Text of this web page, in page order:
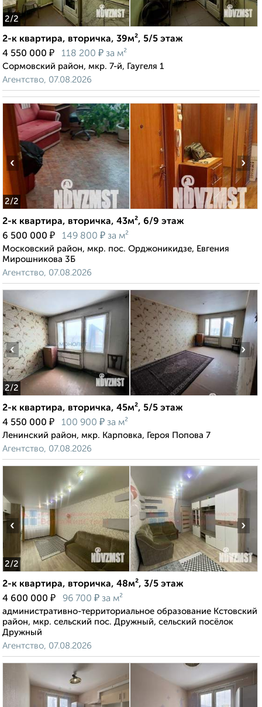
2/2
2-к квартира, вторичка, 39м², 5/5 этаж
4 550 000 ₽ 118 200 ₽ за м²
Сормовский район, мкр. 7-й, Гаугеля 1
Агентство, 07.08.2026
2/2
‹ ›
2-к квартира, вторичка, 43м², 6/9 этаж
6 500 000 ₽ 149 800 ₽ за м²
Московский район, мкр. пос. Орджоникидзе, Евгения
Мирошникова 3Б
Агентство, 07.08.2026
2/2
‹ ›
2-к квартира, вторичка, 45м², 5/5 этаж
4 550 000 ₽ 100 900 ₽ за м²
Ленинский район, мкр. Карповка, Героя Попова 7
Агентство, 07.08.2026
2/2
‹ ›
2-к квартира, вторичка, 48м², 3/5 этаж
4 600 000 ₽ 96 700 ₽ за м²
административно-территориальное образование Кстовский
район, мкр. сельский пос. Дружный, сельский посёлок
Дружный
Агентство, 07.08.2026